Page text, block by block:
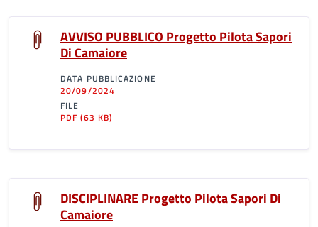
AVVISO PUBBLICO Progetto Pilota Sapori
Di Camaiore
DATA PUBBLICAZIONE
20/09/2024
FILE
PDF(63 KB)
DISCIPLINARE Progetto Pilota Sapori Di
Camaiore